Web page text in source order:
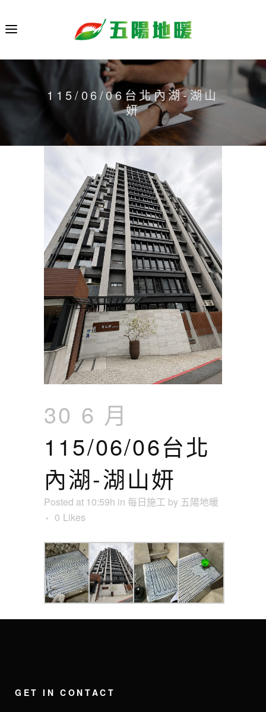
115/06/06台北內湖-湖山
妍
30 6 月
115/06/06台北
內湖-湖山妍
Posted at 10:59h in 每日施工 by 五陽地暖
0 Likes
GET IN CONTACT